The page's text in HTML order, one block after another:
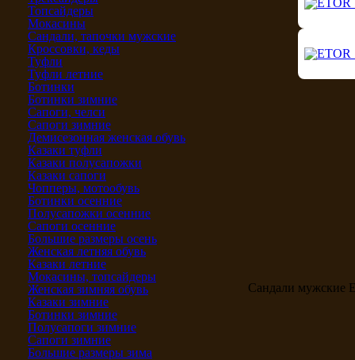
Топсайдеры
Мокасины
Сандали, тапочки мужские
Кроссовки, кеды
Туфли
Туфли летние
Ботинки
Ботинки зимние
Сапоги, челси
Сапоги зимние
Демисезонная женская обувь
Казаки туфли
Казаки полусапожки
Казаки сапоги
Чопперы, мотообувь
Ботинки осенние
Полусапожки осенние
Сапоги осенние
Большие размеры осень
Женская летняя обувь
Казаки летние
Мокасины, топсайдеры
Женская зимняя обувь
Казаки зимние
Ботинки зимние
Полусапоги зимние
Сапоги зимние
Большие размеры зима
Сандали мужские